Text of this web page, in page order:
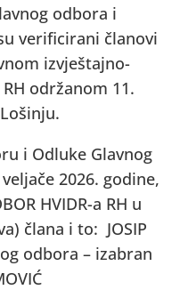
odbora i
verificirani članovi
izvještajno-
održanom 11.
i Odluke Glavnog
2026. godine,
HVIDR-a RH u
člana i to: JOSIP
odbora – izabran